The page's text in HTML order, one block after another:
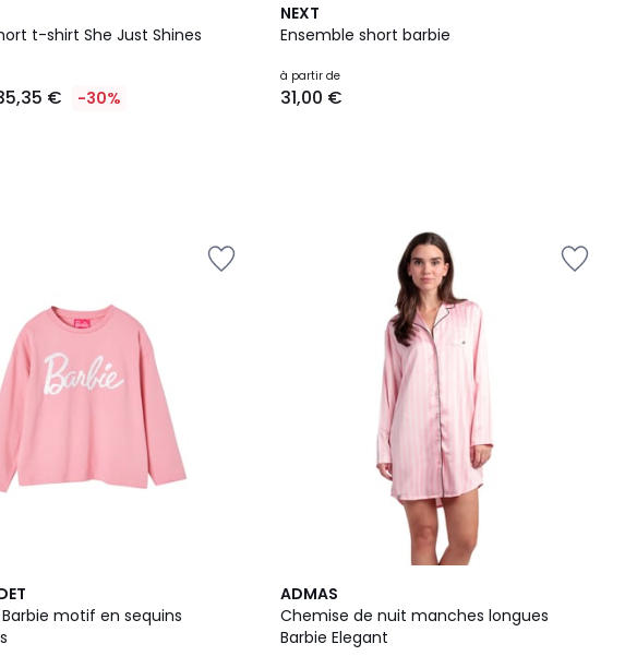
t-shirt She Just Shines
€ -30%
NEXT
Ensemble short barbie
à partir de
31,00 €
motif en sequins
ADMAS
Chemise de nuit manches longues
Barbie Elegant